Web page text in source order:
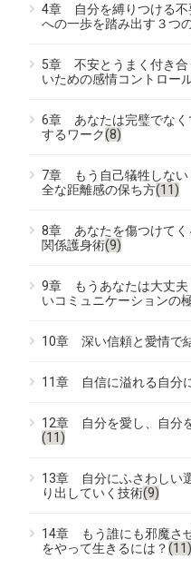
4章 自分を縛りつける不
への一歩を踏み出す３つ
5章 不安とうまく付き合
いための感情コントロー
6章 あなたは完璧でなく
するワーク(8)
7章 もう自己犠牲しない
全な距離感の保ち方(11)
8章 あなたを傷つけてく
関係護身術(9)
9章 もうあなたは大丈夫
いコミュニケーションの
10章 深い信頼と愛情で
11章 自信に溢れる自分
12章 自分を愛し、自分
(11)
13章 自分にふさわしい
り出していく技術(9)
14章 もう誰にも邪魔さ
をやって生きるには？(11)